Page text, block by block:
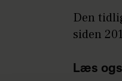
Den
siden
Læs